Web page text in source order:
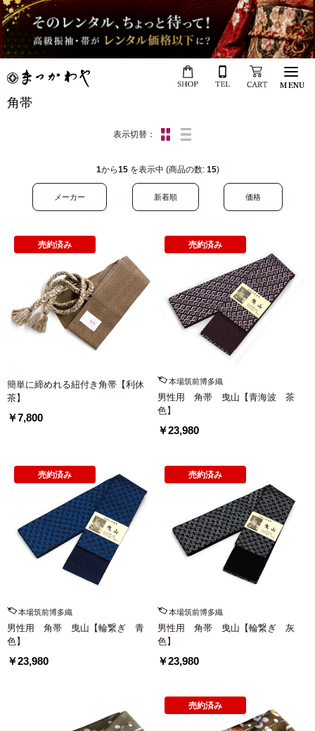
MENU
角帯
表示切替：
1から15を表示中 (商品の数: 15)
メーカー 新着順 価格
簡単に締めれる紐付き角帯【利休
茶】
￥7,800
売約済み
本場筑前博多織
男性用 角帯 曳山【青海波 茶
色】
￥23,980
売約済み
本場筑前博多織
男性用 角帯 曳山【輪繋ぎ 青
色】
￥23,980
売約済み
本場筑前博多織
男性用 角帯 曳山【輪繋ぎ 灰
色】
￥23,980
売約済み
売約済み